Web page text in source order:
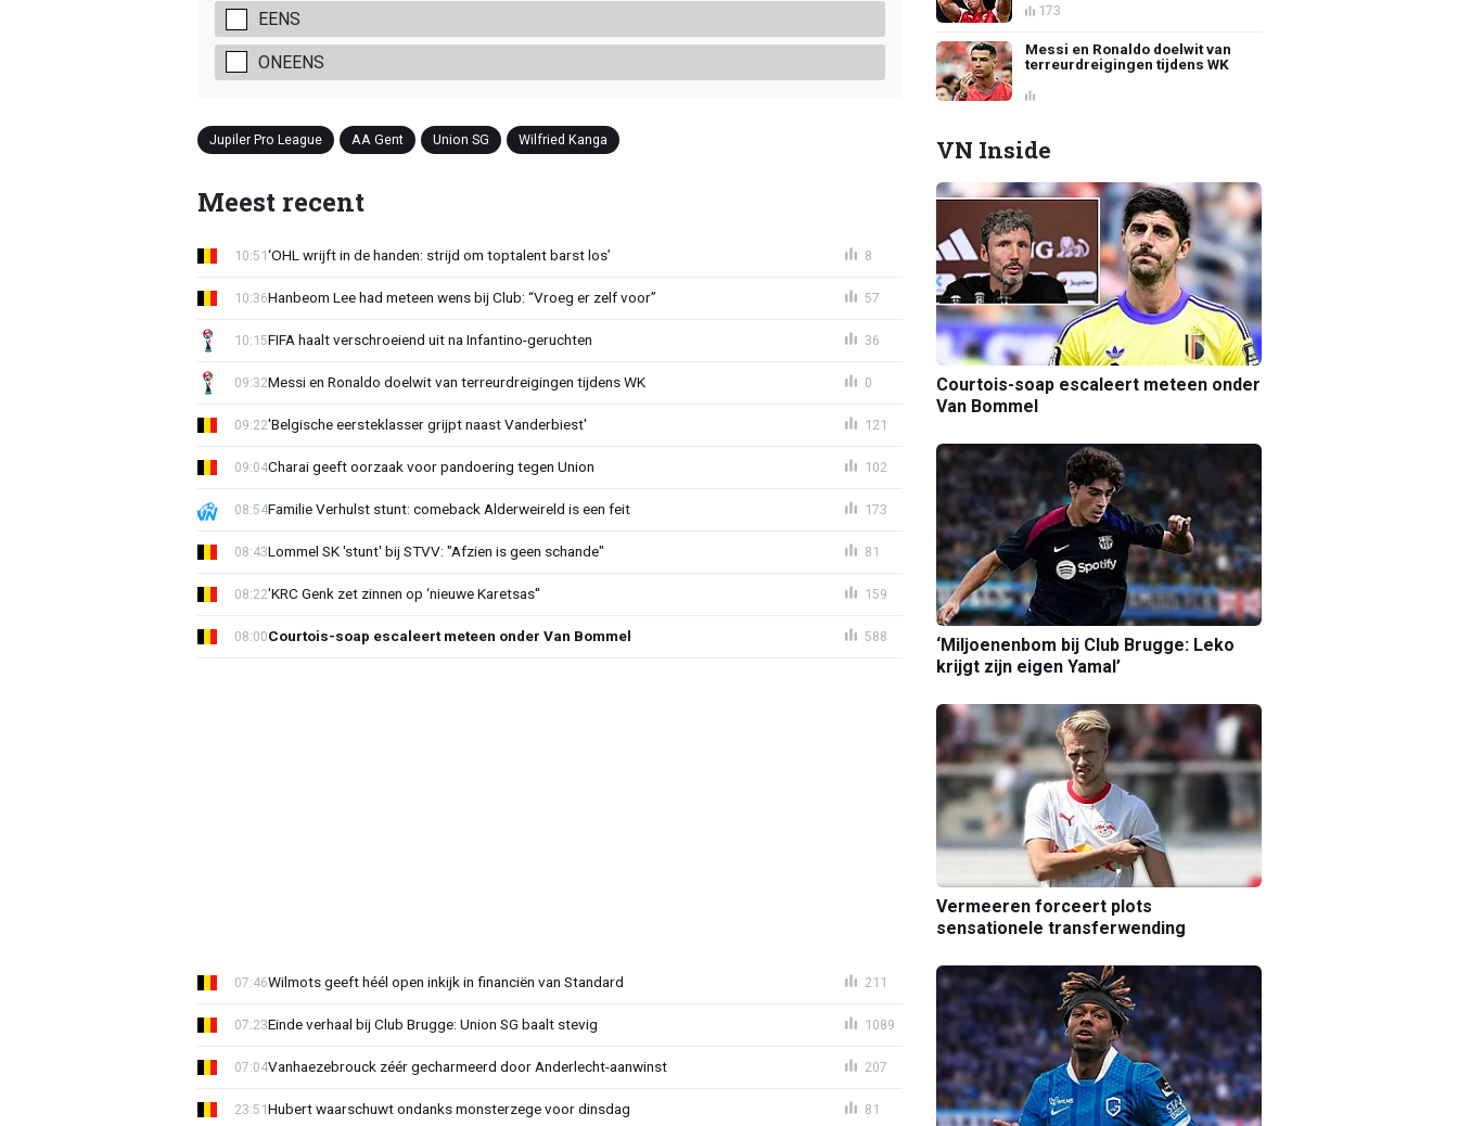
EENS
ONEENS
Jupiler Pro League AA Gent Union SG Wilfried Kanga
Meest recent
‘OHL wrijft in de handen: strijd om toptalent barst los’
10:51 8
Hanbeom Lee had meteen wens bij Club: “Vroeg er zelf voor”
10:36 57
FIFA haalt verschroeiend uit na Infantino-geruchten
10:15 36
Messi en Ronaldo doelwit van terreurdreigingen tijdens WK
09:32 0
'Belgische eersteklasser grijpt naast Vanderbiest'
09:22 121
Charai geeft oorzaak voor pandoering tegen Union
09:04 102
Familie Verhulst stunt: comeback Alderweireld is een feit
08:54 173
Lommel SK 'stunt' bij STVV: "Afzien is geen schande"
08:43 81
'KRC Genk zet zinnen op ‘nieuwe Karetsas''
08:22 159
Courtois-soap escaleert meteen onder Van Bommel
08:00 588
Wilmots geeft héél open inkijk in financiën van Standard
07:46 211
Einde verhaal bij Club Brugge: Union SG baalt stevig
07:23 1089
Vanhaezebrouck zéér gecharmeerd door Anderlecht-aanwinst
07:04 207
Hubert waarschuwt ondanks monsterzege voor dinsdag
23:51 81
173
Messi en Ronaldo doelwit van
terreurdreigingen tijdens WK
VN Inside
Courtois-soap escaleert meteen onder
Van Bommel
‘Miljoenenbom bij Club Brugge: Leko
krijgt zijn eigen Yamal’
Vermeeren forceert plots
sensationele transferwending